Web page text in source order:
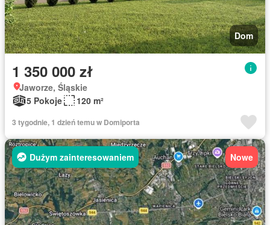
Dom
1 350 000 zł
Jaworze, Śląskie
5 Pokoje
120 m²
3 tygodnie, 1 dzień temu w Domiporta
Dużym zainteresowaniem Nowe